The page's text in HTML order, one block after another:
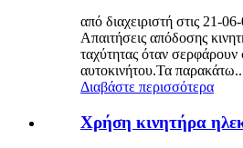
από διαχειριστή στις 21-
Απαιτήσεις απόδοσης
ταχύτητας όταν σερφάρουν
αυτοκινήτου.Τα
Διαβάστε περισσότερα
Χρήση κινητήρα